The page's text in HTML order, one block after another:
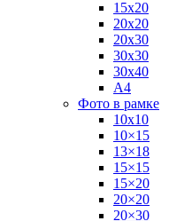
15х20
20х20
20х30
30х30
30х40
А4
Фото в рамке
10х10
10×15
13×18
15×15
15×20
20×20
20×30